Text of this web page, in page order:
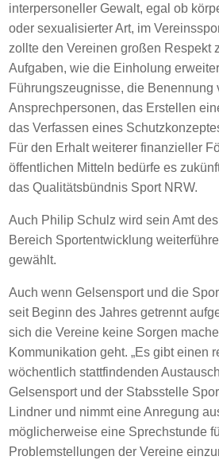
interpersoneller Gewalt, egal ob
oder sexualisierter Art, im
zollte den Vereinen großen Respekt
Aufgaben, wie die Einholung
Führungszeugnisse, die Benennung
Ansprechpersonen, das Erstellen
das Verfassen eines
Für den Erhalt weiterer finanzieller
öffentlichen Mitteln bedürfe es
das Qualitätsbündnis Sport NRW.
Auch Philip Schulz wird sein Amt
Bereich Sportentwicklung
gewählt.
Auch wenn Gelsensport und die
seit Beginn des Jahres getrennt
sich die Vereine keine Sorgen
Kommunikation geht. „Es gibt einen
wöchentlich stattfindenden
Gelsensport und der Stabsstelle
Lindner und nimmt eine Anregung
möglicherweise eine Sprechstunde
Problemstellungen der Vereine